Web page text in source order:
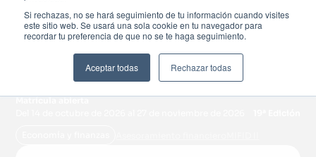
Si rechazas, no se hará seguimiento de tu información cuando visites
este sitio web. Se usará una sola cookie en tu navegador para
recordar tu preferencia de que no se te haga seguimiento.
Aceptar todas Rechazar todas
Formación Continua en
Asesoramiento
Financiero (CAF)